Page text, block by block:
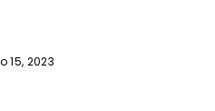
15, 2023